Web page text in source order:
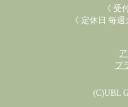
《 受
《 定休日 毎
プ
(C)UBL